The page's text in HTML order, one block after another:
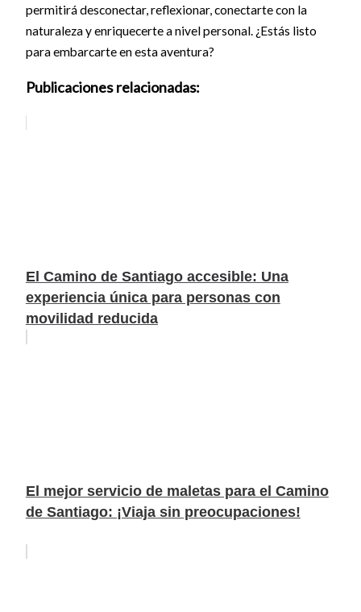
permitirá desconectar, reflexionar, conectarte con la
naturaleza y enriquecerte a nivel personal. ¿Estás listo
para embarcarte en esta aventura?
Publicaciones relacionadas:
El Camino de Santiago accesible: Una
experiencia única para personas con
movilidad reducida
El mejor servicio de maletas para el Camino
de Santiago: ¡Viaja sin preocupaciones!